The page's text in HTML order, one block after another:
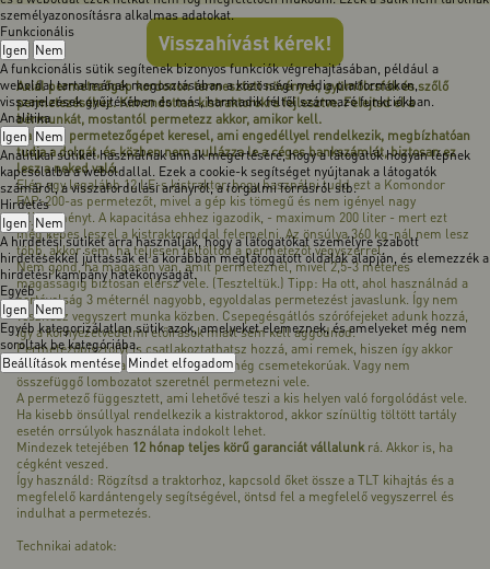
személyazonosításra alkalmas adatokat.
Funkcionális
Igen Nem
A funkcionális sütik segítenek bizonyos funkciók végrehajtásában, például a
weboldal tartalmának megosztásában a közösségi média platformokon,
visszajelzések gyűjtésében és más, harmadik féltől származó funkciókban.
Analitika
Igen Nem
Analitikai sütiket használnak annak megértésére, hogy a látogatók hogyan lépnek
kapcsolatba a weboldallal. Ezek a cookie-k segítséget nyújtanak a látogatók
számáról, a visszafordulási arányról, a forgalmi forrásról stb.
Hirdetés
Igen Nem
A hirdetési sütiket arra használják, hogy a látogatókat személyre szabott
hirdetésekkel juttassák el a korábban meglátogatott oldalak alapján, és elemezzék a
hirdetési kampány hatékonyságát.
Egyéb
Igen Nem
Egyéb kategorizálatlan sütik azok, amelyeket elemeznek, és amelyeket még nem
soroltak be kategóriába.
Beállítások mentése Mindet elfogadom
Visszahívást kérek!
Axiál permetezőgép kordonon termesztett növények, gyümölcsfák és szőlő
permetezéséhez. Kimondottan kistraktorokra fejlesztve. Felejtsd el a
bérmunkát, mostantól permetezz akkor, amikor kell.
Ha olyan permetezőgépet keresel, ami engedéllyel rendelkezik, megbízhatóan
tudja a dolgát, és közben nem nullázza le a céges bankszámlát, biztosan ez
lesz a neked való.
Elég egy legalább 12 LE-s kistraktor, hogy használni tudd ezt a Komondor
FAP-200-as permetezőt, mivel a gép kis tömegű és nem igényel nagy
teljesítményt. A kapacitása ehhez igazodik, - maximum 200 liter - mert ezt
még képes leszel a kistraktoroddal felemelni. Az önsúlya 360 kg-nál nem lesz
több, akkor sem, ha teljesen feltöltöd a permetezőt vegyszerrel.
Nem gond, ha magasan van, amit permeteznél, mivel 2,5-3 méteres
magasságig biztosan elérsz vele. (Teszteltük.) Tipp: Ha ott, ahol használnád a
sortávolság 3 méternél nagyobb, egyoldalas permetezést javaslunk. Így nem
veszítesz vegyszert munka közben. Csepegésgátlós szórófejeket adunk hozzá,
így a környezetvédelmi előírások miatt sem kell aggódnod.
Permetezőpisztolyt is csatlakoztathatsz hozzá, ami remek, hiszen így akkor
sem kell a sarokba állítani, ha a fáid még csemetekorúak. Vagy nem
összefüggő lombozatot szeretnél permetezni vele.
A permetező függesztett, ami lehetővé teszi a kis helyen való forgolódást vele.
Ha kisebb önsúllyal rendelkezik a kistraktorod, akkor színültig töltött tartály
esetén orrsúlyok használata indokolt lehet.
Mindezek tetejében 12 hónap teljes körű garanciát vállalunkrá. Akkor is, ha
cégként veszed.
Így használd: Rögzítsd a traktorhoz, kapcsold őket össze a TLT kihajtás és a
megfelelő kardántengely segítségével, öntsd fel a megfelelő vegyszerrel és
indulhat a permetezés.
Technikai adatok: